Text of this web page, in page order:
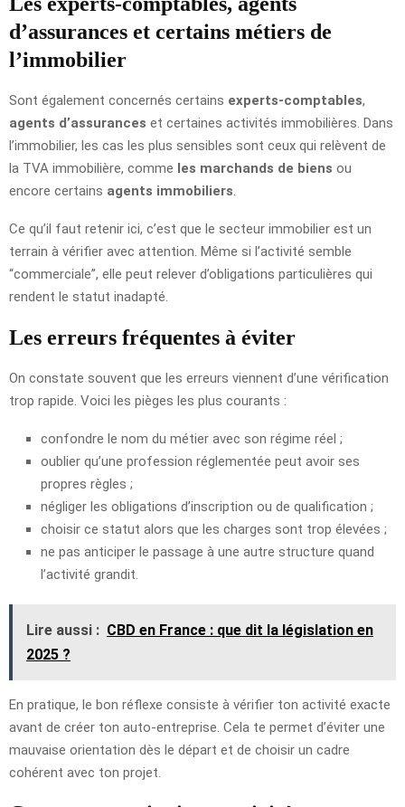
d’assurances et certains métiers de
l’immobilier
Sont également concernés certains experts-comptables,
agents d’assurances et certaines activités immobilières. Dans
l’immobilier, les cas les plus sensibles sont ceux qui relèvent de
la TVA immobilière, comme les marchands de biens ou
encore certains agents immobiliers
Ce qu’il faut retenir ici, c’est que le secteur immobilier est un
terrain à vérifier avec attention. Même si l’activité semble
“commerciale”, elle peut relever d’obligations particulières qui
rendent le statut inadapté.
Les erreurs fréquentes à éviter
On constate souvent que les erreurs viennent d’une vérification
trop rapide. Voici les pièges les plus courants :
confondre le nom du métier avec son régime réel ;
oublier qu’une profession réglementée peut avoir ses
propres règles ;
négliger les obligations d’inscription ou de qualification ;
choisir ce statut alors que les charges sont trop élevées ;
ne pas anticiper le passage à une autre structure quand
l’activité grandit.
Lire aussi : CBD en France : que dit la législation en
2025 ?
En pratique, le bon réflexe consiste à vérifier ton activité exacte
avant de créer ton auto-entreprise. Cela te permet d’éviter une
mauvaise orientation dès le départ et de choisir un cadre
cohérent avec ton projet.